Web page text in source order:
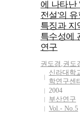
에 나타난
전설'의
특징과 지
특수성에
연구
권도경 ,권도
신라대학
학연구센
2004
부산연구
Vol.- No.5